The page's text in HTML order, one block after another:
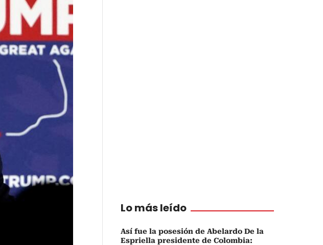
Lo más leído
Así fue la posesión de Abelardo De la
Espriella presidente de Colombia: